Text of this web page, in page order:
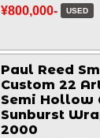
¥800,000- USED
Paul Reed
Custom 22
Semi Hollow
Sunburst
2000